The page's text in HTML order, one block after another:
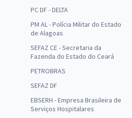
PC DF - DELTA
PM AL - Polícia Militar do Estado
de Alagoas
SEFAZ CE - Secretaria da
Fazenda do Estado do Ceará
PETROBRAS
SEFAZ DF
EBSERH - Empresa Brasileira de
Serviços Hospitalares